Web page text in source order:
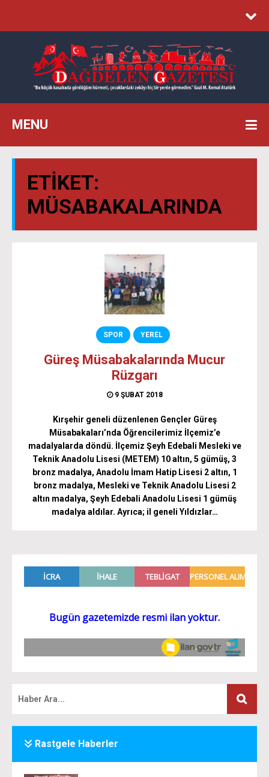
MENU
ETIKET:
MÜSABAKALARINDA
SPOR YEREL
Güreş Müsabakalarında Mucur
Rüzgarı
9 ŞUBAT 2018
Kırşehir geneli düzenlenen Gençler Güreş
Müsabakaları’nda Öğrencilerimiz İlçemiz’e
madalyalarda döndü. İlçemiz Şeyh Edebali Mesleki ve
Teknik Anadolu Lisesi (METEM) 10 altın, 5 gümüş, 3
bronz madalya, Anadolu İmam Hatip Lisesi 2 altın, 1
bronz madalya, Mesleki ve Teknik Anadolu Lisesi 2
altın madalya, Şeyh Edebali Anadolu Lisesi 1 gümüş
madalya aldılar. Ayrıca; il geneli Yıldızlar…
Rastgele Haberler